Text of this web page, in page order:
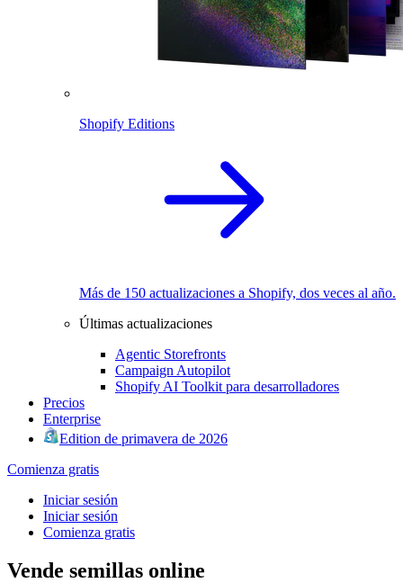
Shopify Editions
Más de 150 actualizaciones a Shopify, dos veces al año.
Últimas actualizaciones
Agentic Storefronts
Campaign Autopilot
Shopify AI Toolkit para desarrolladores
Precios
Enterprise
Edition de primavera de 2026
Comienza gratis
Iniciar sesión
Iniciar sesión
Comienza gratis
Vende semillas online